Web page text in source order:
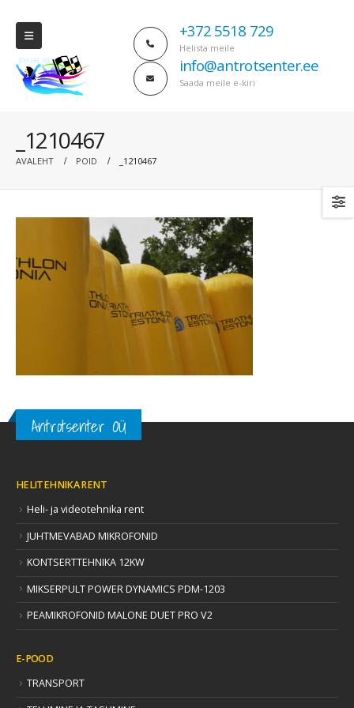
+372 5518 729
Helista meile
info@antrotsenter.ee
Saada meile e-kiri
_1210467
AVALEHT POID _1210467
Antrotsenter OÜ
HELITEHNIKA RENT
Heli- ja videotehnika rent
JUHTMEVABAD MIKROFONID
KONTSERTTEHNIKA 12KW
MIKSERPULT POWER DYNAMICS PDM-1203
PEAMIKROFONID MALONE DUET PRO V2
E-POOD
TRANSPORT